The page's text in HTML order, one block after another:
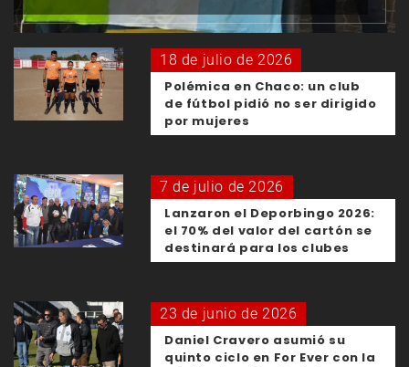
18 de julio de 2026
Polémica en Chaco: un club
de fútbol pidió no ser dirigido
por mujeres
7 de julio de 2026
Lanzaron el Deporbingo 2026:
el 70% del valor del cartón se
destinará para los clubes
23 de junio de 2026
Daniel Cravero asumió su
quinto ciclo en For Ever con la